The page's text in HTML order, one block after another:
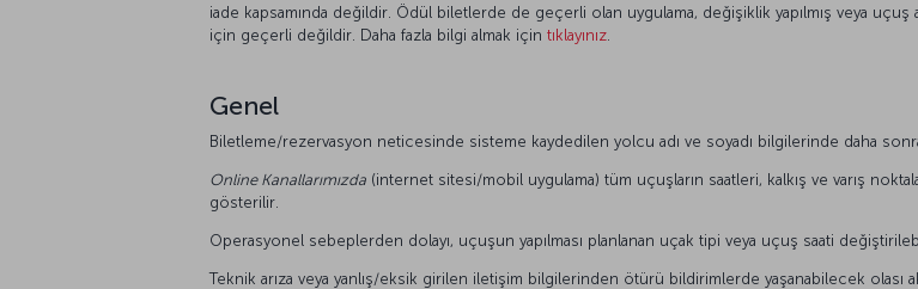
iade kapsamında değildir. Ödül biletlerde de geçerli olan uygulama, değişiklik yapılmış veya uçuş
için geçerli değildir. Daha fazla bilgi almak için tıklayınız.
Genel
Biletleme/rezervasyon neticesinde sisteme kaydedilen yolcu adı ve soyadı bilgilerinde daha
Online Kanallarımızda (internet sitesi/mobil uygulama) tüm uçuşların saatleri, kalkış ve varış
gösterilir.
Operasyonel sebeplerden dolayı, uçuşun yapılması planlanan uçak tipi veya uçuş saati
Teknik arıza veya yanlış/eksik girilen iletişim bilgilerinden ötürü bildirimlerde yaşanabilecek olası